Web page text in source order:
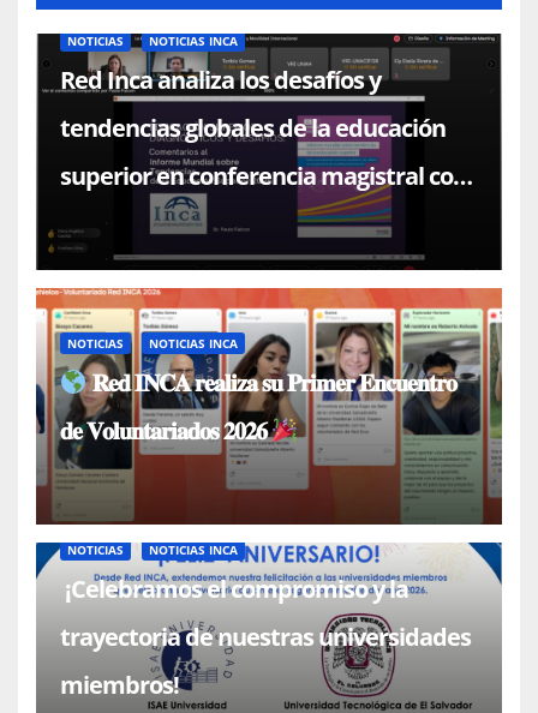
NOTICIAS NOTICIAS INCA
Red Inca analiza los desafíos y
tendencias globales de la educación
superior en conferencia magistral con
el Dr. Paulo Falcón
NOTICIAS NOTICIAS INCA
𝐑𝐞𝐝 𝐈𝐍𝐂𝐀 𝐫𝐞𝐚𝐥𝐢𝐳𝐚 𝐬𝐮 𝐏𝐫𝐢𝐦𝐞𝐫 𝐄𝐧𝐜𝐮𝐞𝐧𝐭𝐫𝐨
𝐝𝐞 𝐕𝐨𝐥𝐮𝐧𝐭𝐚𝐫𝐢𝐚𝐝𝐨𝐬 𝟐𝟎𝟐𝟔
NOTICIAS NOTICIAS INCA
¡Celebramos el compromiso y la
trayectoria de nuestras universidades
miembros!